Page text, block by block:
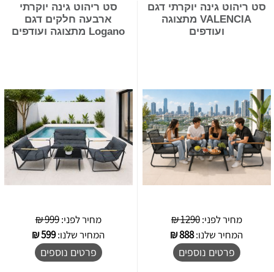
סט ריהוט גינה יוקרתי דגם
VALENCIA מתצוגה
ועודפים
מחיר לפני:1290 ₪
המחיר שלנו:888
₪
פרטים נוספים
סט ריהוט גינה יוקרתי
ארבעה חלקים דגם
Logano מתצוגה ועודפים
מחיר לפני:999 ₪
המחיר שלנו:599
₪
פרטים נוספים